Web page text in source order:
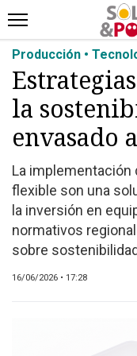
INICIO
NOTICIAS
NOTICIAS
ARTÍCULOS
PROCESO
PRODUCTO
NUEVOS
MARKETPLACE
REVISTAS
Producción •
la
envasado
La
flexible son una
la inversión en
normativos
sobre
16/06/2026 • 17:28